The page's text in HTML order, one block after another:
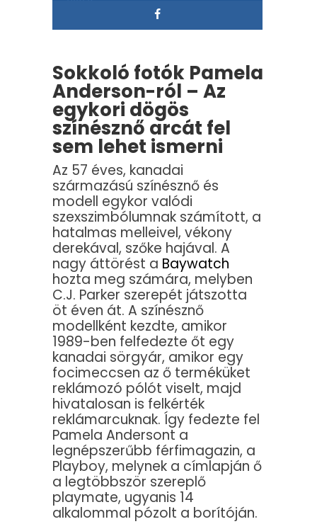
Sokkoló fotók Pamela
Anderson-ról – Az
egykori dögös
színésznő arcát fel
sem lehet ismerni
Az 57 éves, kanadai
származású színésznő és
modell egykor valódi
szexszimbólumnak számított, a
hatalmas melleivel, vékony
derekával, szőke hajával. A
nagy áttörést a Baywatch
hozta meg számára, melyben
C.J. Parker szerepét játszotta
öt éven át. A színésznő
modellként kezdte, amikor
1989-ben felfedezte őt egy
kanadai sörgyár, amikor egy
focimeccsen az ő terméküket
reklámozó pólót viselt, majd
hivatalosan is felkérték
reklámarcuknak. Így fedezte fel
Pamela Andersont a
legnépszerűbb férfimagazin, a
Playboy, melynek a címlapján ő
a legtöbbször szereplő
playmate, ugyanis 14
alkalommal pózolt a borítóján.